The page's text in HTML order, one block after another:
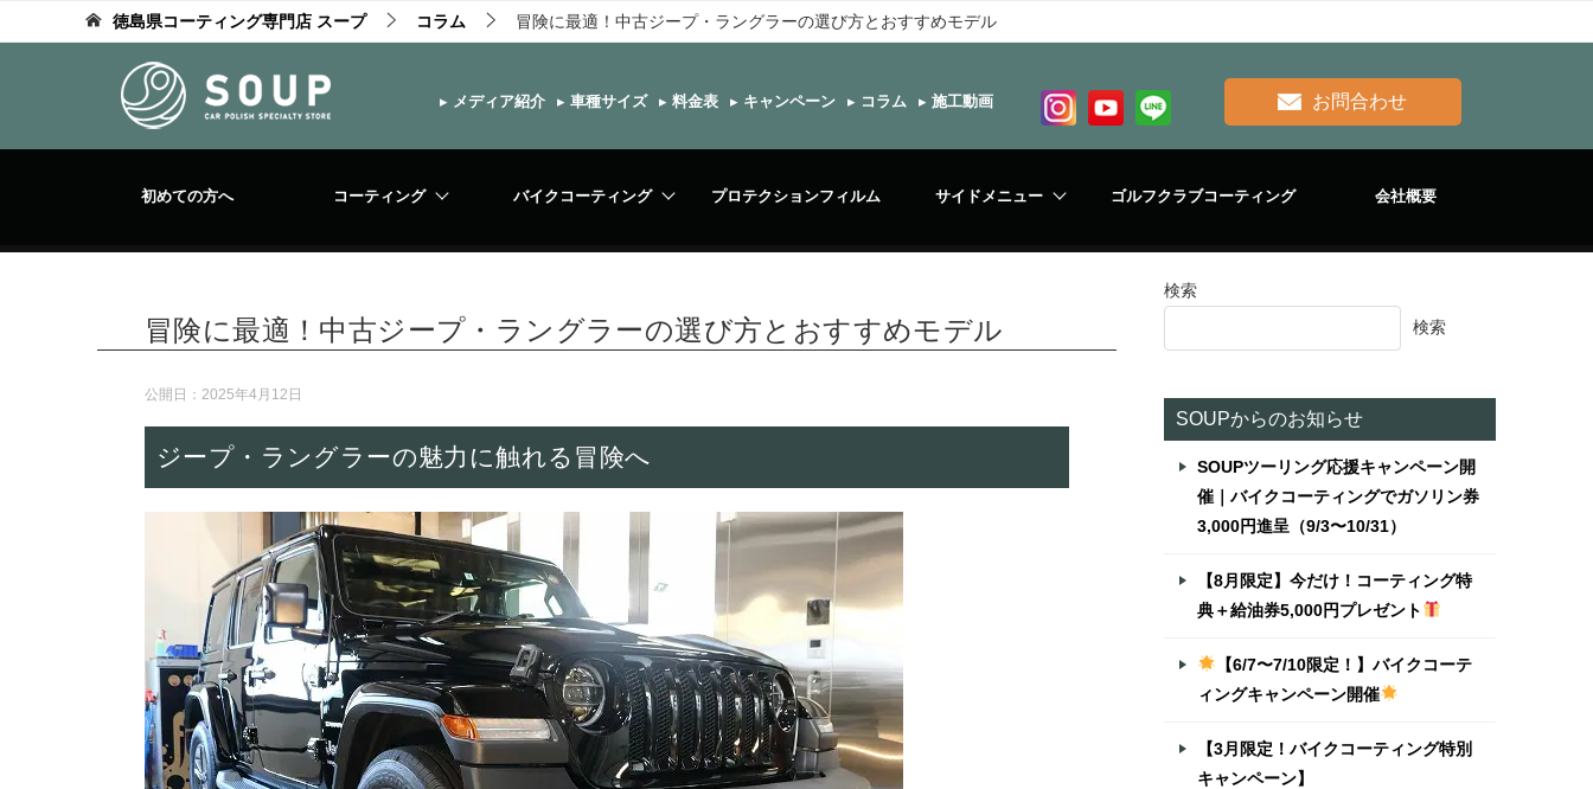
徳島県コーティング専門店 スープ コラム 冒険に最適！中古ジープ・ラングラーの選び方とおすすめモデル
▸ メディア紹介 ▸ 車種サイズ ▸ 料金表 ▸ キャンペーン ▸ コラム ▸ 施工動画 お問合わせ
初めての方へ コーティング バイクコーティング プロテクションフィルム サイドメニュー ゴルフクラブコーティング 会社概要
冒険に最適！中古ジープ・ラングラーの選び方とおすすめモデル
公開日： 2025年4月12日
ジープ・ラングラーの魅力に触れる冒険へ
検索
検索
SOUPからのお知らせ
SOUPツーリング応援キャンペーン開
催｜バイクコーティングでガソリン券
3,000円進呈（9/3〜10/31）
【8月限定】今だけ！コーティング特
典＋給油券5,000円プレゼント
【6/7〜7/10限定！】バイクコーテ
ィングキャンペーン開催
【3月限定！バイクコーティング特別
キャンペーン】